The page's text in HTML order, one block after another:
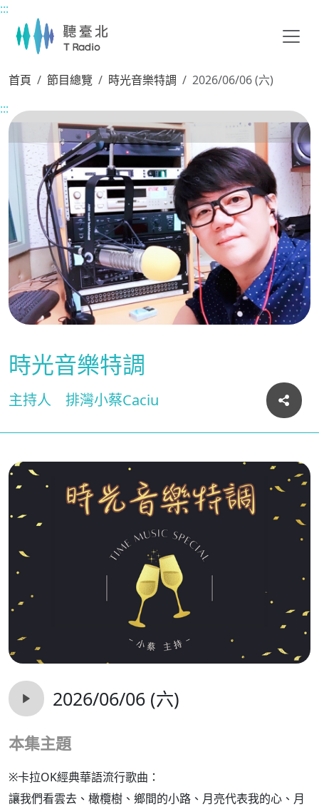
主要內容區塊
:::
首頁 節目總覽 時光音樂特調
2026/06/06 (六)
:::
時光音樂特調
主持人 排灣小蔡Caciu
2026/06/06 (六)
本集主題
※卡拉OK經典華語流行歌曲：
讓我們看雲去、橄欖樹、鄉間的小路、月亮代表我的心、月